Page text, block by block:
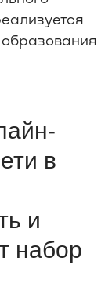
в
и
набор